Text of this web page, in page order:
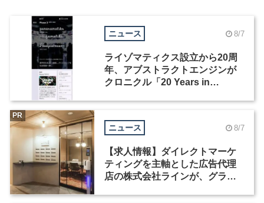
ニュース 8/7
ライゾマティクス設立から20周
年、アブストラクトエンジンが
クロニクル「20 Years in
ニュース 8/7
【求人情報】ダイレクトマーケ
ティングを主軸とした広告代理
店の株式会社ラインが、グラフ
PR